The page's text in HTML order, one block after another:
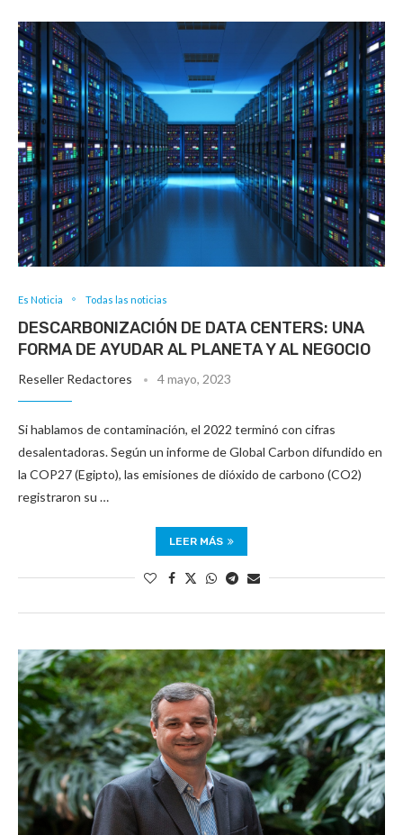
Es Noticia Todas las noticias
DESCARBONIZACIÓN DE DATA CENTERS: UNA
FORMA DE AYUDAR AL PLANETA Y AL NEGOCIO
Reseller Redactores 4 mayo, 2023
Si hablamos de contaminación, el 2022 terminó con cifras
desalentadoras. Según un informe de Global Carbon difundido en
la COP27 (Egipto), las emisiones de dióxido de carbono (CO2)
registraron su …
LEER MÁS